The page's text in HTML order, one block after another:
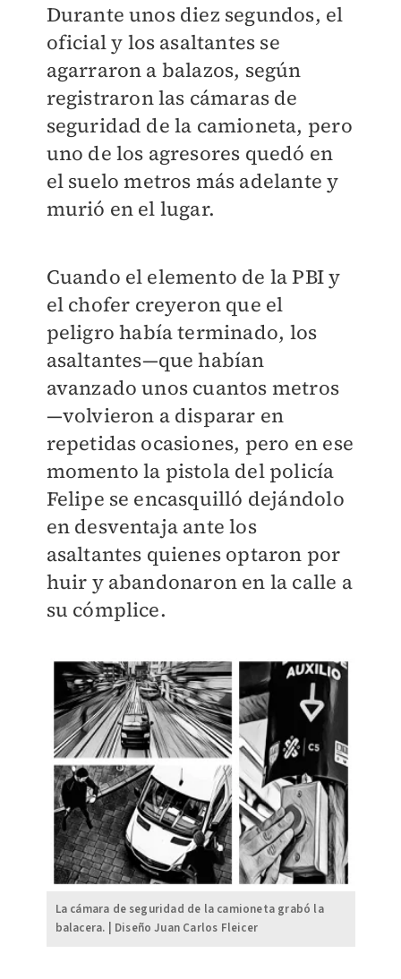
Durante unos diez segundos, el
oficial y los asaltantes se
agarraron a balazos, según
registraron las cámaras de
seguridad de la camioneta, pero
uno de los agresores quedó en
el suelo metros más adelante y
murió en el lugar.
Cuando el elemento de la PBI y
el chofer creyeron que el
peligro había terminado, los
asaltantes—que habían
avanzado unos cuantos metros
—volvieron a disparar en
repetidas ocasiones, pero en ese
momento la pistola del policía
Felipe se encasquilló dejándolo
en desventaja ante los
asaltantes quienes optaron por
huir y abandonaron en la calle a
su cómplice.
La cámara de seguridad de la camioneta grabó la
balacera. | Diseño Juan Carlos Fleicer